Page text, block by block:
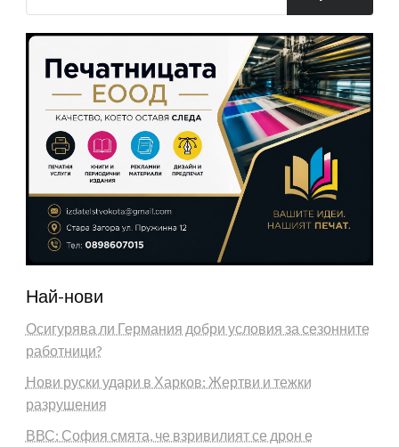
Най-нови
Осигурява ли Германия добри условия за сезонните
работници?
Нови руски удари в Харков: Жертви и тежки
разрушения
ВВС: София смята, че взривилият се дрон е